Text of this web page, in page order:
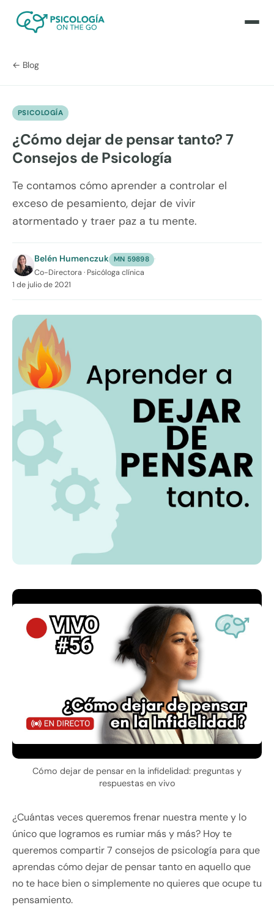
← Blog
PSICOLOGÍA
¿Cómo dejar de pensar tanto? 7
Consejos de Psicología
Te contamos cómo aprender a controlar el
exceso de pesamiento, dejar de vivir
atormentado y traer paz a tu mente.
Belén Humenczuk MN 59898 ·
Co-Directora · Psicóloga clínica
1 de julio de 2021
Cómo dejar de pensar en la infidelidad: preguntas y
respuestas en vivo
¿Cuántas veces queremos frenar nuestra mente y lo
único que logramos es rumiar más y más? Hoy te
queremos compartir 7 consejos de psicología para que
aprendas cómo dejar de pensar tanto en aquello que
no te hace bien o simplemente no quieres que ocupe tu
pensamiento.